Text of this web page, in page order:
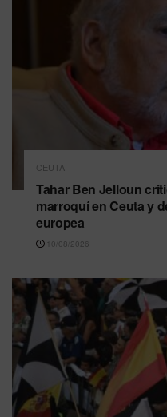
CEUTA
Tahar Ben Jelloun
marroquí en Ceuta y
europea
10/08/2026